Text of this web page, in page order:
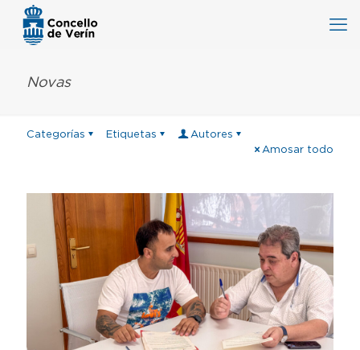
Novas
Categorías Etiquetas
Autores
Amosar todo